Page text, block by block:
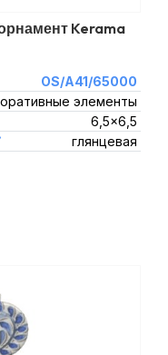
Kerama
OS/A41/65000
элементы
6,5x6,5
глянцевая